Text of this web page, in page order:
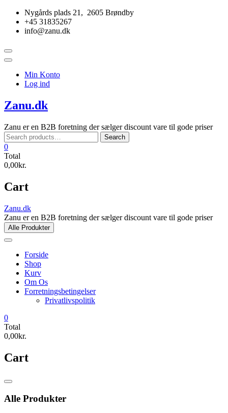
Skip
content
Nygårds plads 21, 2605 Brøndby
+45 31835267
info@zanu.dk
Topbar
Menu
Min Konto
Log ind
Zanu.dk
Zanu er en B2B foretning der sælger discount vare til gode priser
Search
for:
Search
0
Total
0,00kr.
Cart
Zanu.dk
Zanu er en B2B foretning der sælger discount vare til gode priser
Alle Produkter
Forside
Shop
Kurv
Om Os
Forretningsbetingelser
Privatlivspolitik
0
Total
0,00kr.
Cart
Catalog
Alle Produkter